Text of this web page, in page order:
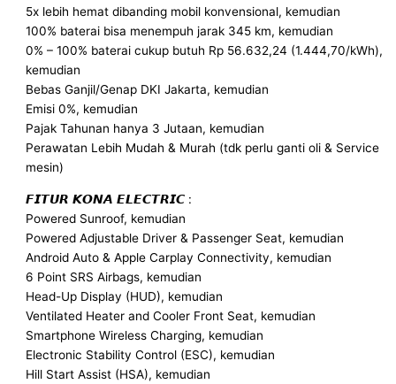
5x lebih hemat dibanding mobil konvensional, kemudian
100% baterai bisa menempuh jarak 345 km, kemudian
0% – 100% baterai cukup butuh Rp 56.632,24 (1.444,70/kWh),
kemudian
Bebas Ganjil/Genap DKI Jakarta, kemudian
Emisi 0%, kemudian
Pajak Tahunan hanya 3 Jutaan, kemudian
Perawatan Lebih Mudah & Murah (tdk perlu ganti oli & Service
mesin)
𝙁𝙄𝙏𝙐𝙍 𝙆𝙊𝙉𝘼 𝙀𝙇𝙀𝘾𝙏𝙍𝙄𝘾 :
Powered Sunroof, kemudian
Powered Adjustable Driver & Passenger Seat, kemudian
Android Auto & Apple Carplay Connectivity, kemudian
6 Point SRS Airbags, kemudian
Head-Up Display (HUD), kemudian
Ventilated Heater and Cooler Front Seat, kemudian
Smartphone Wireless Charging, kemudian
Electronic Stability Control (ESC), kemudian
Hill Start Assist (HSA), kemudian